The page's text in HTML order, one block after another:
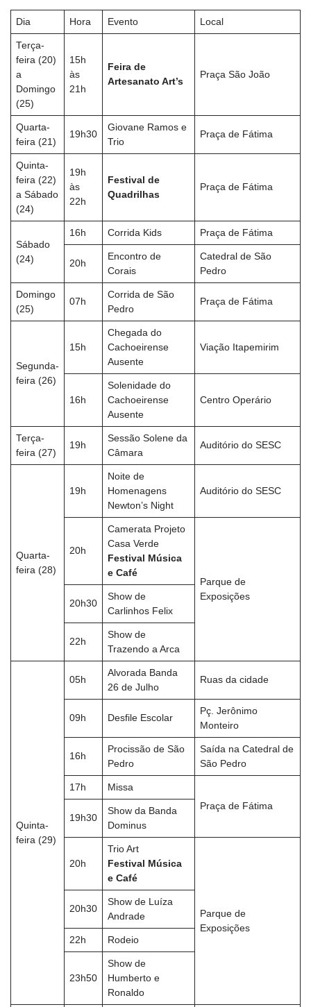
Dia Hora Evento Local
Terça-
feira (20)
a
Domingo
(25)
15h
às
21h
Feira de
Artesanato Art’s
Praça São João
Quarta-
feira (21)
19h30
Giovane Ramos e
Trio
Praça de Fátima
Quinta-
feira (22)
a Sábado
(24)
19h
às
22h
Festival de
Quadrilhas
Praça de Fátima
Sábado
(24)
16h Corrida Kids Praça de Fátima
20h
Encontro de
Corais
Catedral de São
Pedro
Domingo
(25)
07h
Corrida de São
Pedro
Praça de Fátima
Segunda-
feira (26)
15h
Chegada do
Cachoeirense
Ausente
Viação Itapemirim
16h
Solenidade do
Cachoeirense
Ausente
Centro Operário
Terça-
feira (27)
19h
Sessão Solene da
Câmara
Auditório do SESC
Quarta-
feira (28)
19h
Noite de
Homenagens
Newton’s Night
Auditório do SESC
20h
Camerata Projeto
Casa Verde
Festival Música
e Café
Parque de
Exposições
20h30
Show de
Carlinhos Felix
22h
Show de
Trazendo a Arca
Quinta-
feira (29)
05h
Alvorada Banda
26 de Julho
Ruas da cidade
09h Desfile Escolar
Pç. Jerônimo
Monteiro
16h
Procissão de São
Pedro
Saída na Catedral de
São Pedro
17h
Missa
Praça de Fátima
19h30
Show da Banda
Dominus
20h
Trio Art
Festival Música
e Café
Parque de
Exposições
20h30
Show de Luíza
Andrade
22h Rodeio
23h50
Show de
Humberto e
Ronaldo